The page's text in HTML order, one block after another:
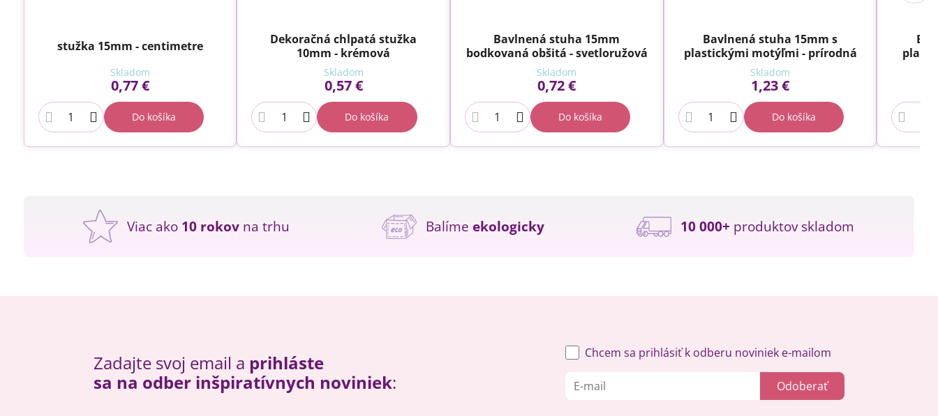
stužka 15mm - centimetre
Skladom
0,77 €
Do košíka
Dekoračná chlpatá stužka
10mm - krémová
Skladom
0,57 €
Do košíka
Bavlnená stuha 15mm
bodkovaná obšitá - svetloružová
Skladom
0,72 €
Do košíka
Bavlnená stuha 15mm s
plastickými motýľmi - prírodná
Skladom
1,23 €
Do košíka
Viac ako 10 rokov na trhu Balíme ekologicky 10 000+ produktov skladom
Zadajte svoj email a prihláste
sa na odber inšpiratívnych noviniek: Odoberať
Chcem sa prihlásiť k odberu noviniek e-mailom